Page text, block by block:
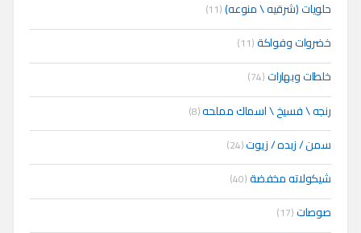
حلويات (شرقيه \ منوعه)(11)
خضروات وفواكة(11)
خلطات وبهارات(74)
رنجه \ فسيخ \ اسماك مملحه(8)
سمن / زبده / زيوت(24)
شيكولاته مخفضة(40)
صوصات(17)